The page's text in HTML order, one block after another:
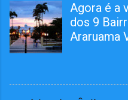
mais
Ipitangas
Condado
Agora é a
dos 9
Araruama
deixar